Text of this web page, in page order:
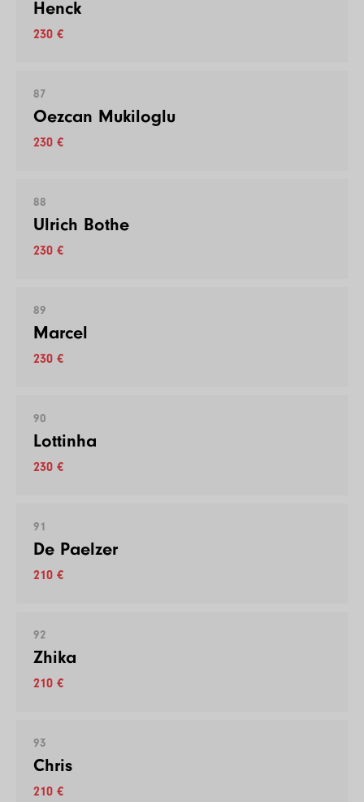
Henck
230 €
87
Oezcan Mukiloglu
230 €
88
Ulrich Bothe
230 €
89
Marcel
230 €
90
Lottinha
230 €
91
De Paelzer
210 €
92
Zhika
210 €
93
Chris
210 €